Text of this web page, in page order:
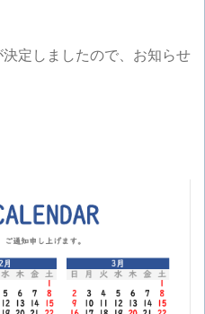
定しましたので、お知らせ